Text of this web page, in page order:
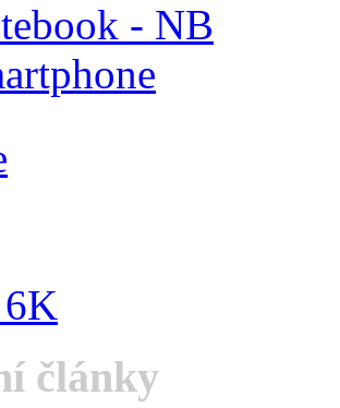
- NB
články